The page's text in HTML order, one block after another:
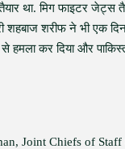
था. मिग फाइटर
शरीफ ने भी एक
हमला कर दिया और
Joint Chiefs of